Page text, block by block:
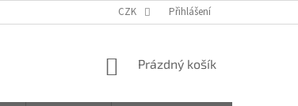
POŠTOVNÉ KONTAKTY
CZK Přihlášení
NÁKUPNÍ
Prázdný košík